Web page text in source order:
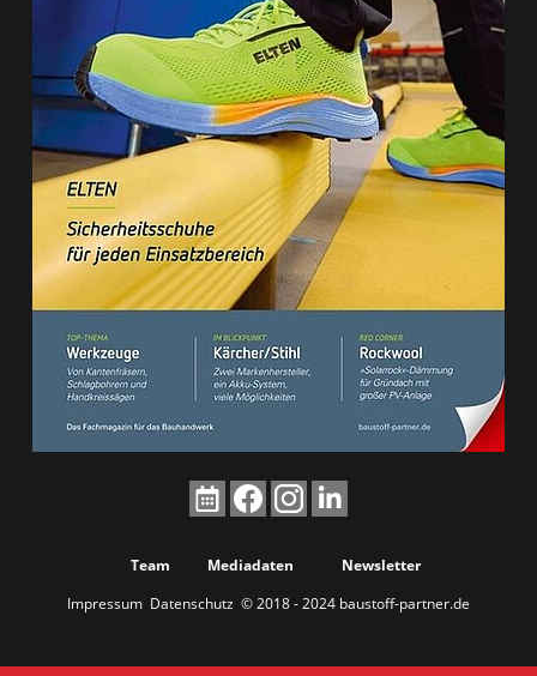
Team Mediadaten
Newsletter
Impressum Datenschutz © 2018 - 2024 baustoff-partner.de